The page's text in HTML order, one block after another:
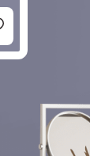
to Wishlist